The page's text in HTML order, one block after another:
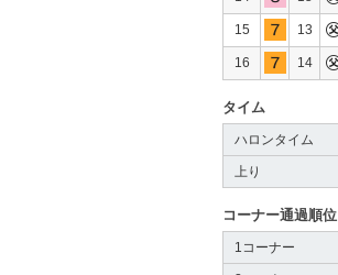
15 13
16 14
タイム
ハロンタイム
上り
コーナー通過順位
1コーナー